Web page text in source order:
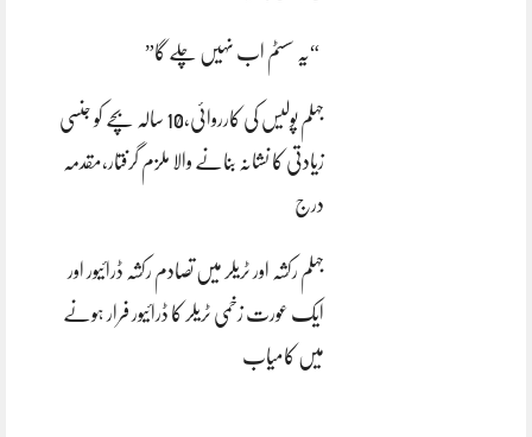
“یہ سسٹم اب نہیں چلے گا”
جہلم پولیس کی کارروائی،10 سالہ بچے کو جنسی
زیادتی کا نشانہ بنانے والا ملزم گرفتار،مقدمہ
درج
جہلم رکشہ اور ٹریلر میں تصادم رکشہ ڈرائیور اور
ایک عورت زخمی ٹریلر کا ڈرائیور فرار ہونے
میں کامیاب